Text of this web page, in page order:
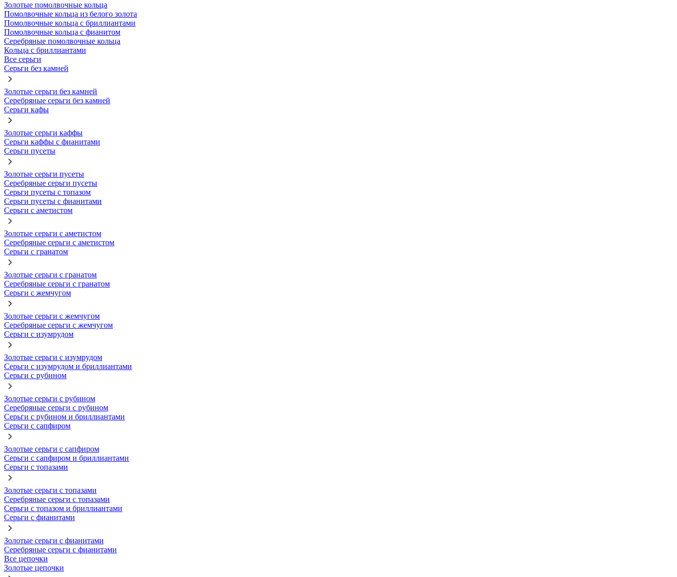
Золотые помолвочные кольца
Помолвочные кольца из белого золота
Помолвочные кольца с бриллиантами
Помолвочные кольца с фианитом
Серебряные помолвочные кольца
Кольца с бриллиантами
Все серьги
Серьги без камней
Золотые серьги без камней
Серебряные серьги без камней
Серьги кафы
Золотые серьги каффы
Серьги каффы с фианитами
Серьги пусеты
Золотые серьги пусеты
Серебряные серьги пусеты
Серьги пусеты с топазом
Серьги пусеты с фианитами
Серьги с аметистом
Золотые серьги с аметистом
Серебряные серьги с аметистом
Серьги с гранатом
Золотые серьги с гранатом
Серебряные серьги с гранатом
Серьги с жемчугом
Золотые серьги с жемчугом
Серебряные серьги с жемчугом
Серьги с изумрудом
Золотые серьги с изумрудом
Серьги с изумрудом и бриллиантами
Серьги с рубином
Золотые серьги с рубином
Серебряные серьги с рубином
Серьги с рубином и бриллиантами
Серьги с сапфиром
Золотые серьги с сапфиром
Серьги с сапфиром и бриллиантами
Серьги с топазами
Золотые серьги с топазами
Серебряные серьги с топазами
Серьги с топазом и бриллиантами
Серьги с фианитами
Золотые серьги с фианитами
Серебряные серьги с фианитами
Все цепочки
Золотые цепочки